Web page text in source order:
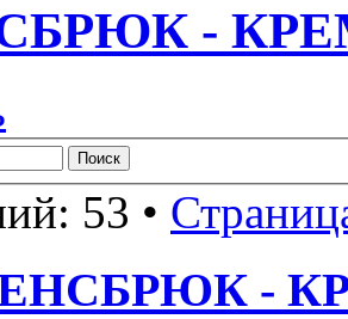
-
53 •
-